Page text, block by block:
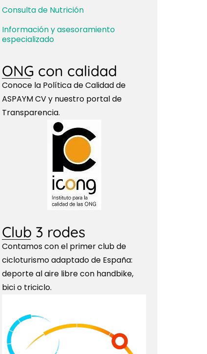
Consulta de Nutrición
Información y asesoramiento
especializado
ONG con calidad
Conoce la Política de Calidad de
ASPAYM CV y nuestro portal de
Transparencia.
Club 3 rodes
Contamos con el primer club de
cicloturismo adaptado de España:
deporte al aire libre con handbike,
bici o triciclo.